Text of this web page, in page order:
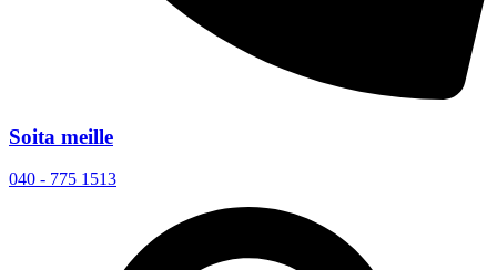
Soita meille
040 - 775 1513